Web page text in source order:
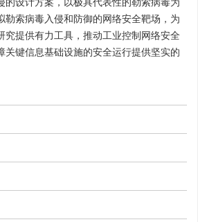
勒索病毒入侵和防御的网络安全靶场，为
究提供有力工具，推动工业控制网络安全
关键信息基础设施的安全运行提供坚实的